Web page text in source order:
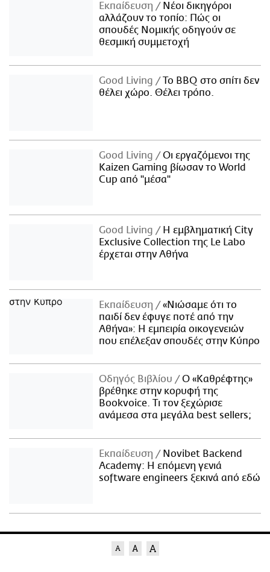
Εκπαίδευση
Νέοι δικηγόροι
αλλάζουν το τοπίο: Πώς οι
σπουδές Νομικής οδηγούν σε
θεσμική συμμετοχή
Good Living
Το BBQ στο σπίτι δεν
θέλει χώρο. Θέλει τρόπο.
Good Living
Οι εργαζόμενοι της
Kaizen Gaming βίωσαν το World
Cup από "μέσα"
Good Living
Η εμβληματική City
Exclusive Collection της Le Labo
έρχεται στην Αθήνα
Εκπαίδευση
«Νιώσαμε ότι το
παιδί δεν έφυγε ποτέ από την
Αθήνα»: Η εμπειρία οικογενειών
που επέλεξαν σπουδές στην Κύπρο
Οδηγός Βιβλίου
Ο «Καθρέφτης»
βρέθηκε στην κορυφή της
Bookvoice. Τι τον ξεχώρισε
ανάμεσα στα μεγάλα best sellers;
Εκπαίδευση
Novibet Backend
Academy: Η επόμενη γενιά
software engineers ξεκινά από εδώ